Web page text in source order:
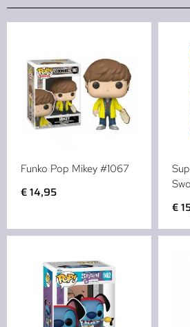
Funko Pop Mikey #1067
€14,95
€